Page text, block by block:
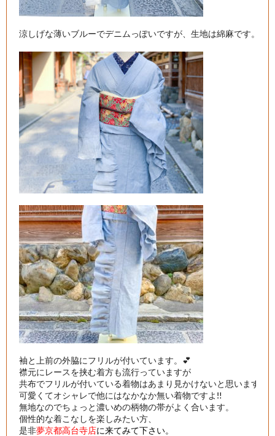
涼しげな薄いブルーでデニムっぽいですが、生地は綿麻です。
袖と上前の外脇にフリルが付いています。💕
襟元にレースを挟む着方も流行っていますが
共布でフリルが付いている着物はあまり見かけないと思います。
可愛くてオシャレで他にはなかなか無い着物ですよ‼️
無地なのでちょっと濃いめの柄物の帯がよく合います。
個性的な着こなしを楽しみたい方、
是非夢京都高台寺店